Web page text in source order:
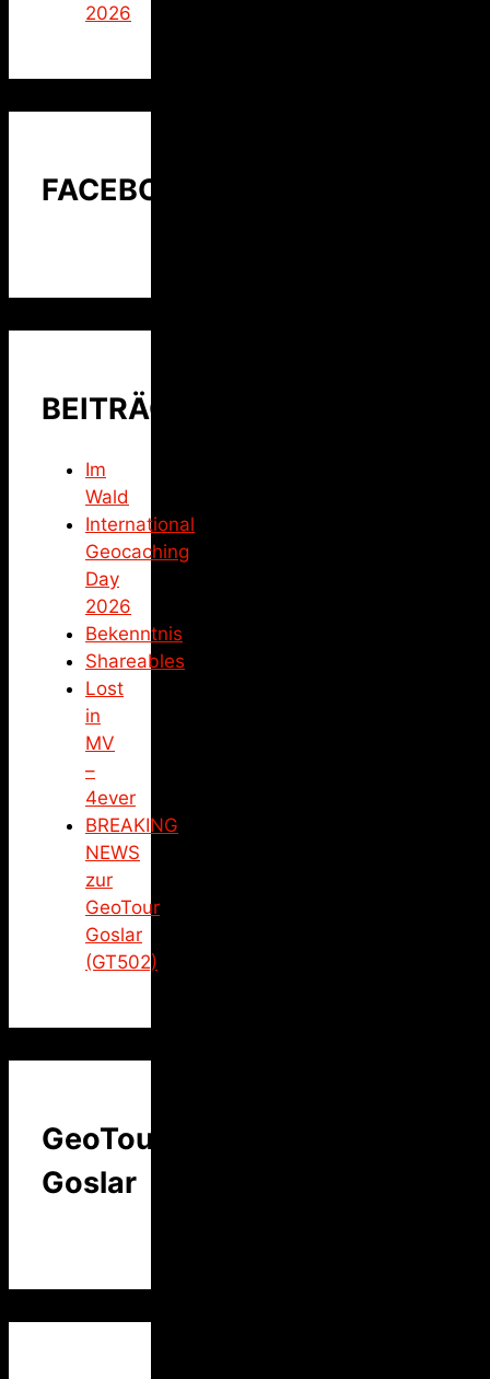
2026
FACEBOOK
BEITRÄGE
Im
Wald
International
Geocaching
Day
2026
Bekenntnis
Shareables
Lost
in
MV
–
4ever
BREAKING
NEWS
zur
GeoTour
Goslar
(GT502)
GeoTour
Goslar